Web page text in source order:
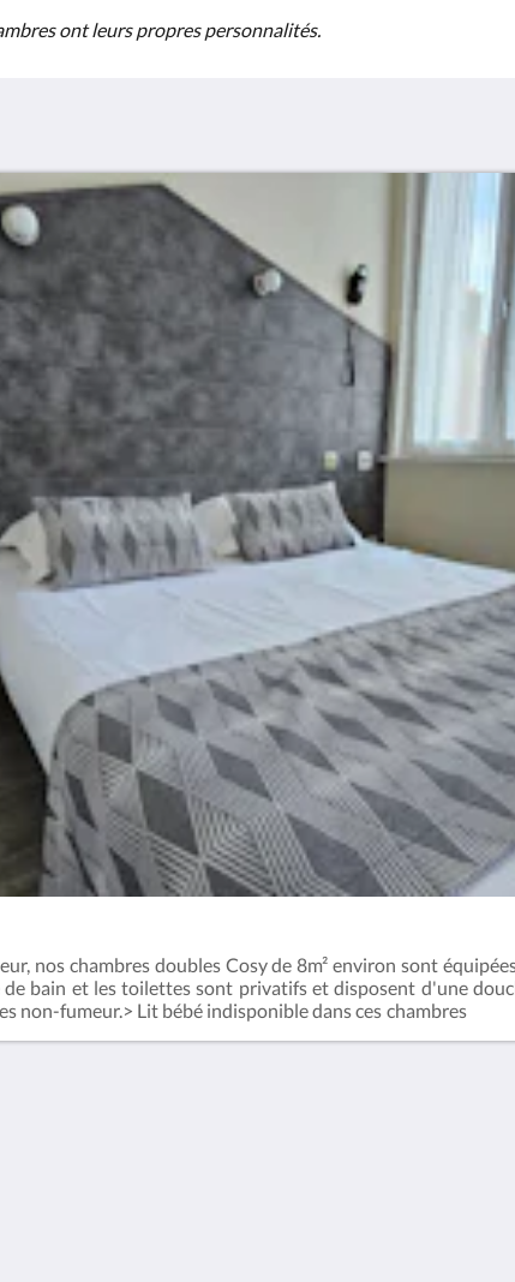
ont leurs propres personnalités.
nos chambres doubles Cosy de 8m² environ sont
bain et les toilettes sont privatifs et disposent d'une
fumeur.> Lit bébé indisponible dans ces